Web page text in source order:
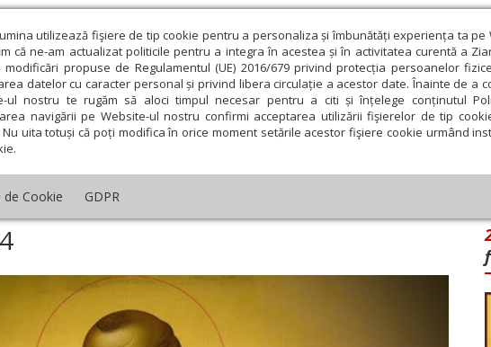
utilizează fişiere de tip cookie pentru a personaliza și îmbunătăți experiența ta pe
că ne-am actualizat politicile pentru a integra în acestea și în activitatea curentă a
modificări propuse de Regulamentul (UE) 2016/679 privind protecția persoanelor
datelor cu caracter personal și privind libera circulație a acestor date. Înainte de a
ul nostru te rugăm să aloci timpul necesar pentru a citi și înțelege conținutul
navigării pe Website-ul nostru confirmi acceptarea utilizării fişierelor de tip
Nu uita totuși că poți modifica în orice moment setările acestor fişiere cookie urmând
de Cookie GDPR
Teologie și spiritualitate
Evanghelia zilei Evanghelia de Duminică Theologica
Educaţie și Cultură Societate
› Apostolul zilei